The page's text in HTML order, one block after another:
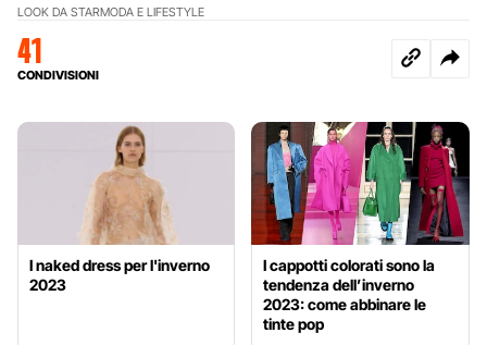
LOOK DA STARMODA E LIFESTYLE
41
CONDIVISIONI
I naked dress per l'inverno
2023
I cappotti colorati sono la
tendenza dell’inverno
2023: come abbinare le
tinte pop